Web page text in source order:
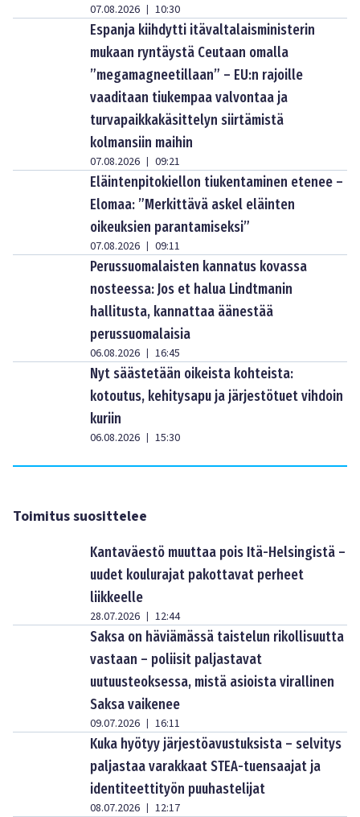
07.08.2026 | 10:30
Espanja kiihdytti itävaltalaisministerin
mukaan ryntäystä Ceutaan omalla
”megamagneetillaan” – EU:n rajoille
vaaditaan tiukempaa valvontaa ja
turvapaikkakäsittelyn siirtämistä
kolmansiin maihin
07.08.2026 | 09:21
Eläintenpitokiellon tiukentaminen etenee –
Elomaa: ”Merkittävä askel eläinten
oikeuksien parantamiseksi”
07.08.2026 | 09:11
Perussuomalaisten kannatus kovassa
nosteessa: Jos et halua Lindtmanin
hallitusta, kannattaa äänestää
perussuomalaisia
06.08.2026 | 16:45
Nyt säästetään oikeista kohteista:
kotoutus, kehitysapu ja järjestötuet vihdoin
kuriin
06.08.2026 | 15:30
Toimitus suosittelee
Kantaväestö muuttaa pois Itä-Helsingistä –
uudet koulurajat pakottavat perheet
liikkeelle
28.07.2026 | 12:44
Saksa on häviämässä taistelun rikollisuutta
vastaan – poliisit paljastavat
uutuusteoksessa, mistä asioista virallinen
Saksa vaikenee
09.07.2026 | 16:11
Kuka hyötyy järjestöavustuksista – selvitys
paljastaa varakkaat STEA-tuensaajat ja
identiteettityön puuhastelijat
08.07.2026 | 12:17